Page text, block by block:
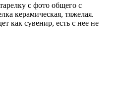
с фото общего с
керамическая, тяжелая.
как сувенир, есть с нее не